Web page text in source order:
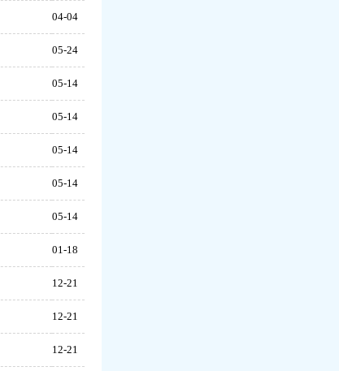
04-04
05-24
05-14
05-14
05-14
05-14
05-14
01-18
12-21
12-21
12-21